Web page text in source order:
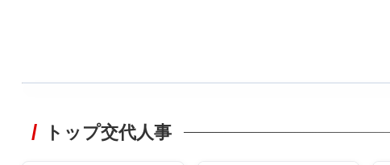
非鉄業界で
トップ交代人事